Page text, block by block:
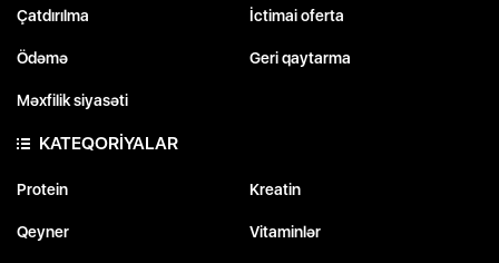
Çatdırılma İctimai oferta
Ödəmə Geri qaytarma
Məxfilik siyasəti
KATEQORİYALAR
Protein Kreatin
Qeyner Vitaminlər